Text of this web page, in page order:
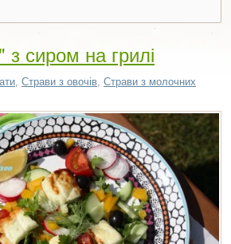
з сиром на грилі
, Страви з овочів, Страви з молочних